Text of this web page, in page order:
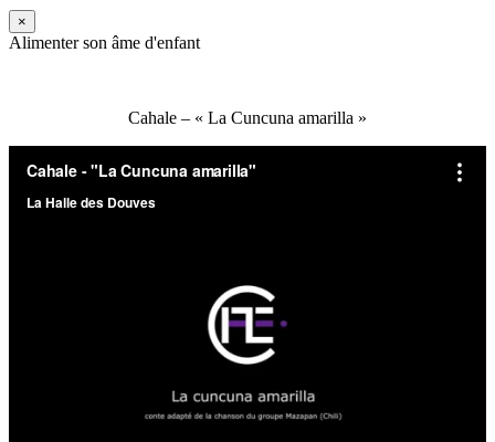
×
Alimenter son âme d'enfant
Cahale – « La Cuncuna amarilla »